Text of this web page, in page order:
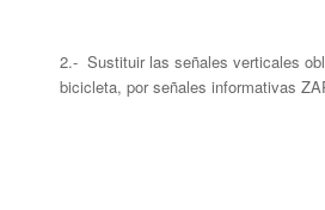
2.- Sustituir las señales verticales
bicicleta, por señales informativas